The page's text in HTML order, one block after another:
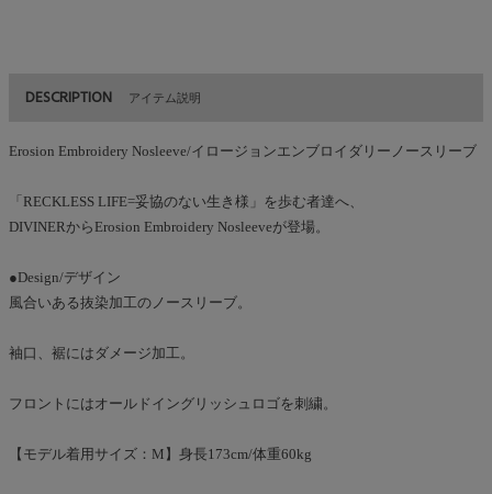
DESCRIPTION アイテム説明
Erosion Embroidery Nosleeve/イロージョンエンブロイダリーノースリーブ
「RECKLESS LIFE=妥協のない生き様」を歩む者達へ、
DIVINERからErosion Embroidery Nosleeveが登場。
●Design/デザイン
風合いある抜染加工のノースリーブ。
袖口、裾にはダメージ加工。
フロントにはオールドイングリッシュロゴを刺繍。
【モデル着用サイズ：M】身長173cm/体重60kg